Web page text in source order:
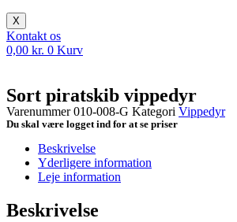
X
Kontakt os
0,00 kr. 0 Kurv
Sort piratskib vippedyr
Varenummer010-008-G Kategori Vippedyr
Du skal være logget ind for at se priser
Beskrivelse
Yderligere information
Leje information
Beskrivelse